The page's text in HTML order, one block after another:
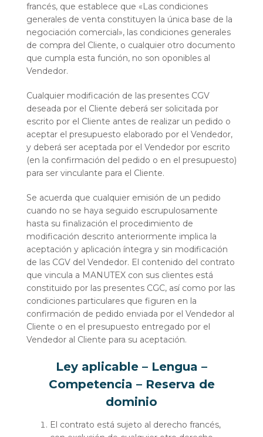
francés, que establece que «Las condiciones
generales de venta constituyen la única base de la
negociación comercial», las condiciones generales
de compra del Cliente, o cualquier otro documento
que cumpla esta función, no son oponibles al
Vendedor.
Cualquier modificación de las presentes CGV
deseada por el Cliente deberá ser solicitada por
escrito por el Cliente antes de realizar un pedido o
aceptar el presupuesto elaborado por el Vendedor,
y deberá ser aceptada por el Vendedor por escrito
(en la confirmación del pedido o en el presupuesto)
para ser vinculante para el Cliente.
Se acuerda que cualquier emisión de un pedido
cuando no se haya seguido escrupulosamente
hasta su finalización el procedimiento de
modificación descrito anteriormente implica la
aceptación y aplicación íntegra y sin modificación
de las CGV del Vendedor. El contenido del contrato
que vincula a MANUTEX con sus clientes está
constituido por las presentes CGC, así como por las
condiciones particulares que figuren en la
confirmación de pedido enviada por el Vendedor al
Cliente o en el presupuesto entregado por el
Vendedor al Cliente para su aceptación.
Ley aplicable – Lengua –
Competencia – Reserva de
dominio
El contrato está sujeto al derecho francés,